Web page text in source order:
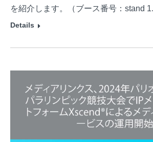
を紹介します。（ブース番号：stand
Details